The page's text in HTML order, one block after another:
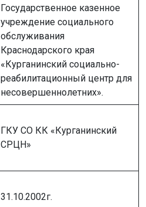
Государственное казенное
учреждение социального
обслуживания
Краснодарского края
«Курганинский социально-
реабилитационный центр для
несовершеннолетних».
ГКУ СО КК «Курганинский
СРЦН»
31.10.2002г.